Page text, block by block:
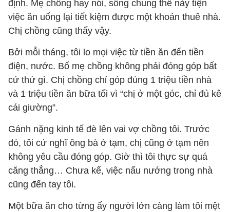
định. Mẹ chồng hay nói, sống chung thế này tiện
việc ăn uống lại tiết kiệm được một khoản thuê nhà.
Chị chồng cũng thấy vậy.
Bởi mỗi tháng, tôi lo mọi việc từ tiền ăn đến tiền
điện, nước. Bố mẹ chồng không phải đóng góp bất
cứ thứ gì. Chị chồng chỉ góp đúng 1 triệu tiền nhà
và 1 triệu tiền ăn bữa tối vì “chị ở một góc, chỉ đủ kê
cái giường”.
Gánh nặng kinh tế đè lên vai vợ chồng tôi. Trước
đó, tôi cứ nghĩ ông bà ở tạm, chị cũng ở tạm nên
không yêu cầu đóng góp. Giờ thì tôi thực sự quá
căng thẳng… Chưa kể, việc nấu nướng trong nhà
cũng đến tay tôi.
Một bữa ăn cho từng ấy người lớn càng làm tôi mệt